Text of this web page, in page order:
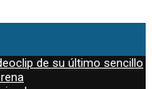
de su último sencillo